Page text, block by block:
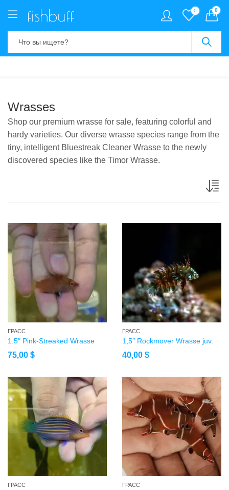
0 0
Wrasses
Shop our premium wrasse for sale, featuring colorful and
hardy varieties. Our diverse wrasse species range from the
tiny, intelligent Bluestreak Cleaner Wrasse to the newly
discovered species like the Timor Wrasse.
ГРАСС
1.5″ Pink-Streaked Wrasse
75,00 $
ГРАСС
1,5″ Rockmover Wrasse juv.
40,00 $
ГРАСС ГРАСС